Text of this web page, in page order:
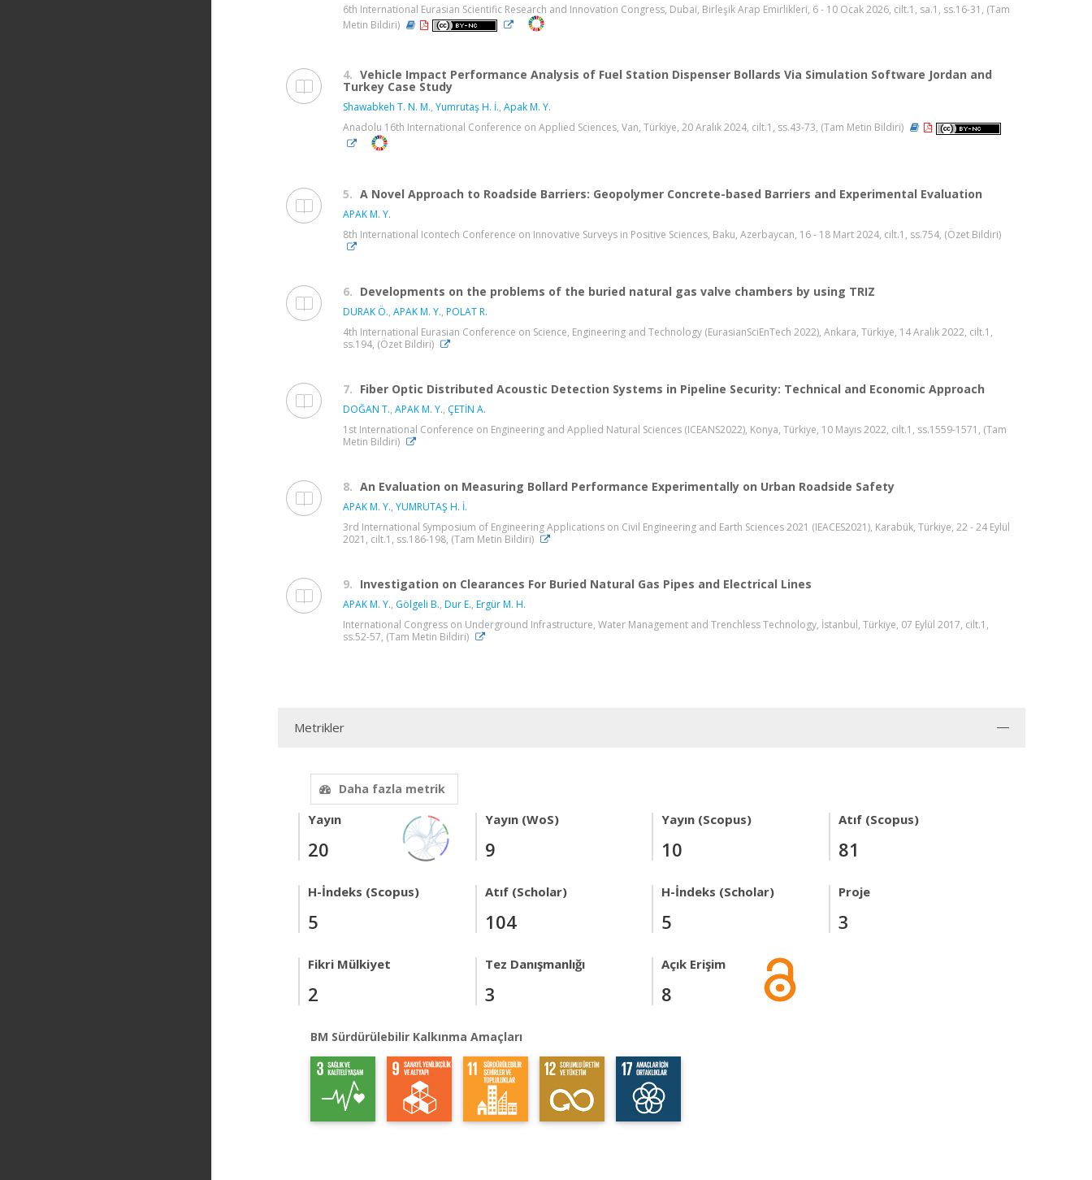
6th International Eurasian Scientific Research and Innovation Congress, Dubai, Birleşik Arap Emirlikleri, 6 - 10 Ocak 2026, cilt.1, sa.1, ss.16-31, (Tam
Metin Bildiri)
4. Vehicle Impact Performance Analysis of Fuel Station Dispenser Bollards Via Simulation Software Jordan and
Turkey Case Study
Shawabkeh T. N. M., Yumrutaş H. İ., Apak M. Y.
Anadolu 16th International Conference on Applied Sciences, Van, Türkiye, 20 Aralık 2024, cilt.1, ss.43-73, (Tam Metin Bildiri)
5. A Novel Approach to Roadside Barriers: Geopolymer Concrete-based Barriers and Experimental Evaluation
APAK M. Y.
8th International Icontech Conference on Innovative Surveys in Positive Sciences, Baku, Azerbaycan, 16 - 18 Mart 2024, cilt.1, ss.754, (Özet Bildiri)
6. Developments on the problems of the buried natural gas valve chambers by using TRIZ
DURAK Ö., APAK M. Y., POLAT R.
4th International Eurasian Conference on Science, Engineering and Technology (EurasianSciEnTech 2022), Ankara, Türkiye, 14 Aralık 2022, cilt.1,
ss.194, (Özet Bildiri)
7. Fiber Optic Distributed Acoustic Detection Systems in Pipeline Security: Technical and Economic Approach
DOĞAN T., APAK M. Y., ÇETİN A.
1st International Conference on Engineering and Applied Natural Sciences (ICEANS2022), Konya, Türkiye, 10 Mayıs 2022, cilt.1, ss.1559-1571, (Tam
Metin Bildiri)
8. An Evaluation on Measuring Bollard Performance Experimentally on Urban Roadside Safety
APAK M. Y., YUMRUTAŞ H. İ.
3rd International Symposium of Engineering Applications on Civil Engineering and Earth Sciences 2021 (IEACES2021), Karabük, Türkiye, 22 - 24 Eylül
2021, cilt.1, ss.186-198, (Tam Metin Bildiri)
9. Investigation on Clearances For Buried Natural Gas Pipes and Electrical Lines
APAK M. Y., Gölgeli B., Dur E., Ergür M. H.
International Congress on Underground Infrastructure, Water Management and Trenchless Technology, İstanbul, Türkiye, 07 Eylül 2017, cilt.1,
ss.52-57, (Tam Metin Bildiri)
Metrikler
Daha fazla metrik
Yayın
20
Yayın (WoS)
9
Yayın (Scopus)
10
Atıf (Scopus)
81
H-İndeks (Scopus)
5
Atıf (Scholar)
104
H-İndeks (Scholar)
5
Proje
3
Fikri Mülkiyet
2
Tez Danışmanlığı
3
Açık Erişim
8
BM Sürdürülebilir Kalkınma Amaçları